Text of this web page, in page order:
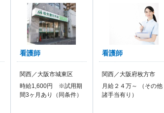
看護師
関西／大阪市城東区
時給1,600円 ※試用期
間3ヶ月あり（同条件）
看護師
関西／大阪府枚方市
月給２４万～ （その他
諸手当有り）